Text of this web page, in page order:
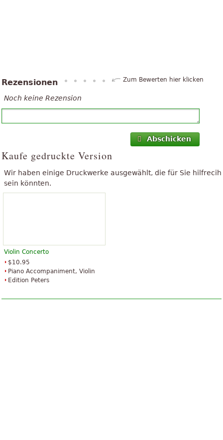
Rezensionen Zum Bewerten hier klicken
Noch keine Rezension
Abschicken
Kaufe gedruckte Version
Wir haben einige Druckwerke ausgewählt, die für Sie hilfrecih
sein könnten.
Violin Concerto
$10.95
Piano Accompaniment, Violin
Edition Peters